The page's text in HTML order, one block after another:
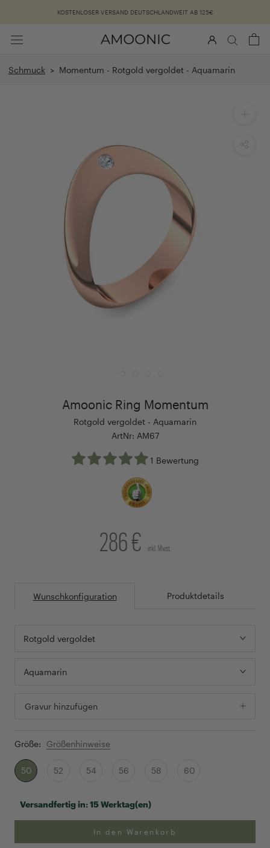
KOSTENLOSER VERSAND DEUTSCHLANDWEIT AB 125€
Schmuck > Momentum - Rotgold vergoldet - Aquamarin
Amoonic Ring Momentum
Rotgold vergoldet - Aquamarin
ArtNr: AM67
1 Bewertung
286 € inkl. Mwst.
Wunschkonfiguration Produktdetails
Rotgold vergoldet
Aquamarin
Gravur hinzufügen
Größe: Größenhinweise
50 52 54 56 58 60
Versandfertig in:15 Werktag(en)
In den Warenkorb